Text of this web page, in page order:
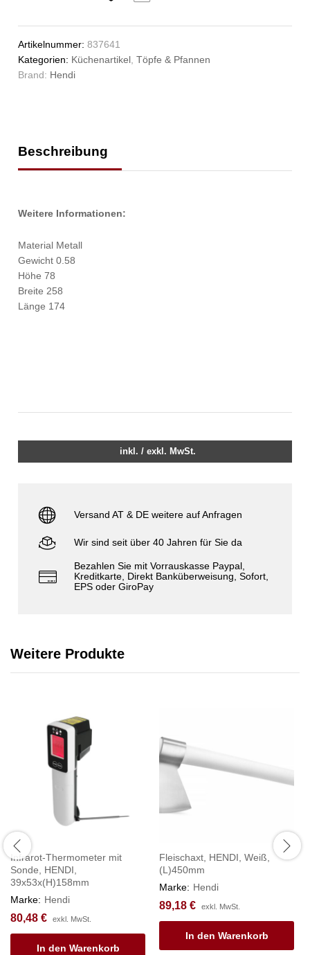
Anzahl
Artikelnummer:837641
Kategorien: Küchenartikel,Töpfe & Pfannen
Brand: Hendi
Beschreibung
Weitere Informationen:
Material Metall
Gewicht 0.58
Höhe 78
Breite 258
Länge 174
inkl. / exkl. MwSt.
Versand AT & DE weitere auf Anfragen
Wir sind seit über 40 Jahren für Sie da
Bezahlen Sie mit Vorrauskasse Paypal,
Kreditkarte, Direkt Banküberweisung, Sofort,
EPS oder GiroPay
Weitere Produkte
Infrarot-Thermometer mit
Sonde, HENDI,
39x53x(H)158mm
Marke: Hendi
80,48 € exkl. MwSt.
In den Warenkorb
Fleischaxt, HENDI, Weiß,
(L)450mm
Marke: Hendi
89,18 € exkl. MwSt.
In den Warenkorb